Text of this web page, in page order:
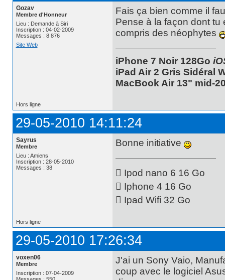
Gozav
Membre d'Honneur
Lieu : Demande à Siri
Inscription : 04-02-2009
Messages : 8 876
Site Web
Fais ça bien comme il
Pense à la façon dont tu
compris des néophytes
iPhone 7 Noir 128Go
iPad Air 2 Gris Sidéral
MacBook Air 13" mid-
Hors ligne
29-05-2010 14:11:24
Sayrus
Membre
Lieu : Amiens
Inscription : 28-05-2010
Messages : 38
Bonne initiative
 Ipod nano 6 16 Go
 Iphone 4 16 Go
 Ipad Wifi 32 Go
Hors ligne
29-05-2010 17:26:34
voxen06
Membre
Inscription : 07-04-2009
Messages : 550
J'ai un Sony Vaio,
coup avec le logiciel